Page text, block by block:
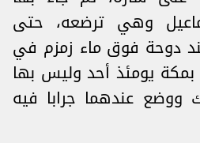
وهي ترضعه، حتى
دوحة فوق ماء زمزم في
يومئذ أحد وليس بها
ووضع عندهما جرابا فيه